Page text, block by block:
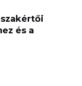
és a